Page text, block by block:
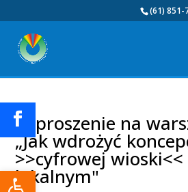
Otwórz pasek narzędzi
(61) 851-
Zaproszenie na
„Jak wdrożyć
>>cyfrowej
lokalnym"